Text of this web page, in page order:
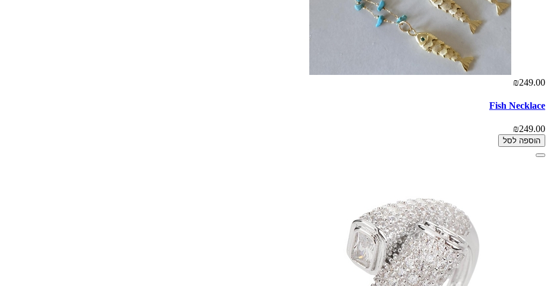
₪249.00
Fish Necklace
₪249.00
הוספה לסל